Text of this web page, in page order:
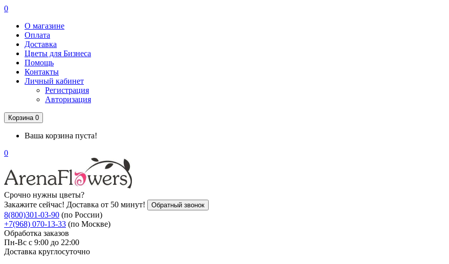
0
О магазине
Оплата
Доставка
Цветы для Бизнеса
Помощь
Контакты
Личный кабинет
Регистрация
Авторизация
Корзина 0
Ваша корзина пуста!
0
Срочно нужны цветы?
Закажите сейчас! Доставка от 50 минут!
Обратный звонок
8(800)301-03-90 (по России)
+7(968) 070-13-33 (по Москве)
Обработка заказов
Пн-Вс с 9:00 до 22:00
Доставка круглосуточно